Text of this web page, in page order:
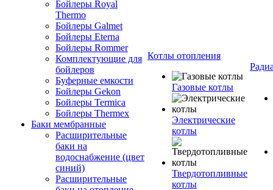
Бойлеры Royal
Thermo
Бойлеры Galmet
Бойлеры Eterna
Бойлеры Rommer
Комплектующие для
бойлеров
Буферные емкости
Бойлеры Gekon
Бойлеры Termica
Бойлеры Thermex
Баки мембранные
Расширительные
баки на
водоснабжение (цвет
синий)
Расширительные
Котлы отопления
Газовые котлы
Электрические
котлы
Твердотопливные
котлы